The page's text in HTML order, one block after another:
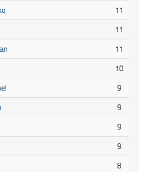
11
11
11
10
9
9
9
9
8